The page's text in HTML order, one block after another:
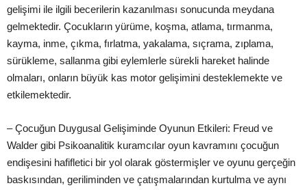
gelişimi ile ilgili becerilerin kazanılması sonucunda meydana
gelmektedir. Çocukların yürüme, koşma, atlama, tırmanma,
kayma, inme, çıkma, fırlatma, yakalama, sıçrama, zıplama,
sürükleme, sallanma gibi eylemlerle sürekli hareket halinde
olmaları, onların büyük kas motor gelişimini desteklemekte ve
etkilemektedir.
– Çocuğun Duygusal Gelişiminde Oyunun Etkileri: Freud ve
Walder gibi Psikoanalitik kuramcılar oyun kavramını çocuğun
endişesini hafifletici bir yol olarak göstermişler ve oyunu gerçeğin
baskısından, geriliminden ve çatışmalarından kurtulma ve aynı